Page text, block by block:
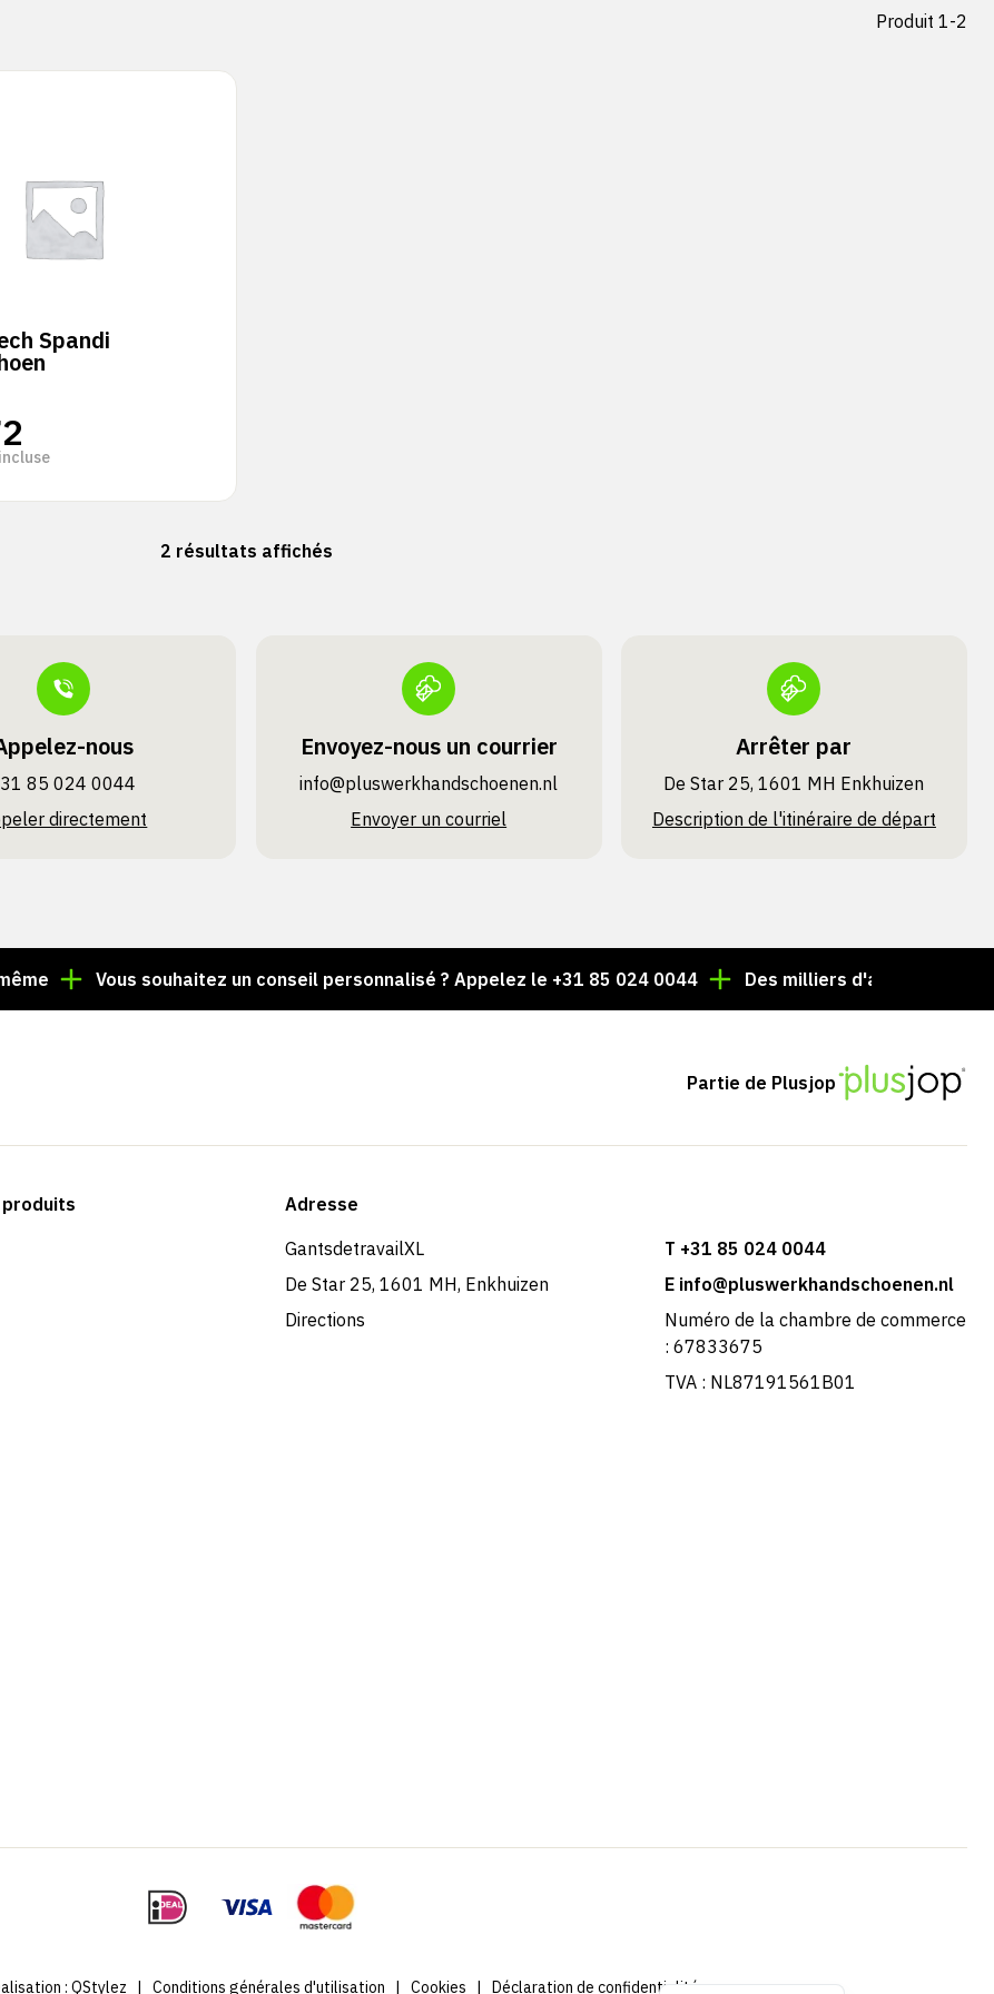
Produit 1-2
Spandi
2 résultats affichés
nous
85 024 0044
directement
Envoyez-nous un courrier
info@pluswerk­handschoenen.nl
Envoyer un courriel
Arrêter par
De Star 25, 1601 MH Enkhuizen
Description de l'itinéraire de départ
Vous souhaitez un conseil personnalisé ? Appelez le +31 85 024 0044 Des milliers d'articles toujours
Partie de Plusjop
produits
Adresse
GantsdetravailXL
De Star 25, 1601 MH, Enkhuizen
Directions
T +31 85 024 0044
E info@pluswerkhandschoenen.nl
Numéro de la chambre de commerce
: 67833675
TVA : NL87191561B01
: QStylez Conditions générales d'utilisation Cookies Déclaration de confidentialité